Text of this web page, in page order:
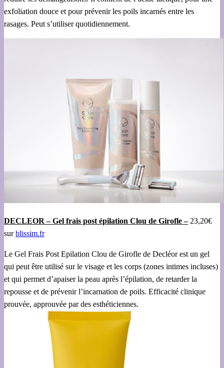
exfoliation douce et pour prévenir les poils incarnés entre les
rasages. Peut s’utiliser quotidiennement.
DECLEOR – Gel frais post épilation Clou de Girofle –23,20€
surblissim.fr
Le Gel Frais Post Epilation Clou de Girofle de Decléor est un gel
qui peut être utilisé sur le visage et les corps (zones intimes incluses)
et qui permet d’apaiser la peau après l’épilation, de retarder la
repousse et de prévenir l’incarnation de poils. Efficacité clinique
prouvée, approuvée par des esthéticiennes.